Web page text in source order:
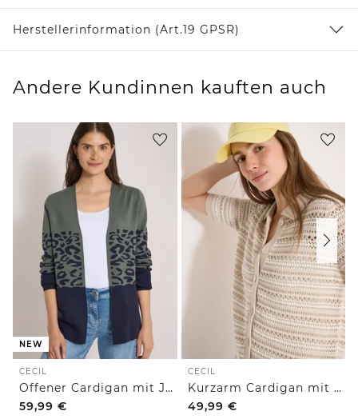
Herstellerinformation (Art.19 GPSR)
Andere Kundinnen kauften auch
NEW
CECIL
Offener Cardigan mit Jacquard-Muster
59,99 €
CECIL
Kurzarm Cardigan mit Polokragen
49,99 €